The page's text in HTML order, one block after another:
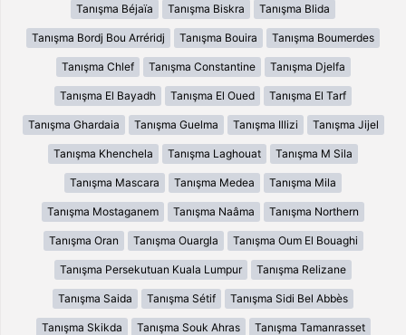
Tanışma Béjaïa Tanışma Biskra Tanışma Blida
Tanışma Bordj Bou Arréridj Tanışma Bouira Tanışma Boumerdes
Tanışma Chlef Tanışma Constantine Tanışma Djelfa
Tanışma El Bayadh Tanışma El Oued Tanışma El Tarf
Tanışma Ghardaia Tanışma Guelma Tanışma Illizi Tanışma Jijel
Tanışma Khenchela Tanışma Laghouat Tanışma M Sila
Tanışma Mascara Tanışma Medea Tanışma Mila
Tanışma Mostaganem Tanışma Naâma Tanışma Northern
Tanışma Oran Tanışma Ouargla Tanışma Oum El Bouaghi
Tanışma Persekutuan Kuala Lumpur Tanışma Relizane
Tanışma Saida Tanışma Sétif Tanışma Sidi Bel Abbès
Tanışma Skikda Tanışma Souk Ahras Tanışma Tamanrasset